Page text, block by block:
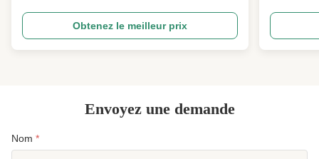
d'ensemble du produit Notre1.2D * 38MM Fibre
acrylique brillanteest une matière première textile
acrylique de haute qualité, pleine de lustre,
Obtenez le meilleur prix
qualité par
surface,
Envoyez une demande
Nom *